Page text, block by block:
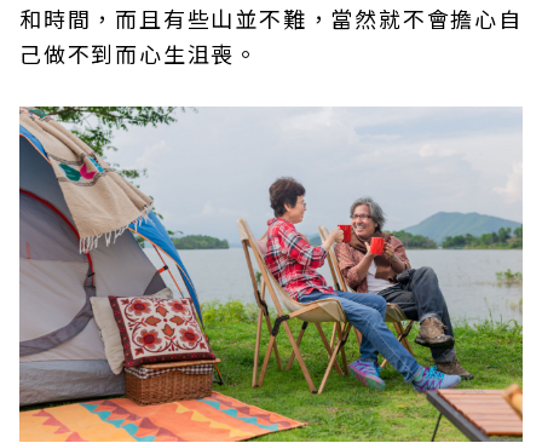
和時間，而且有些山並不難，當然就不會擔心自
己做不到而心生沮喪。